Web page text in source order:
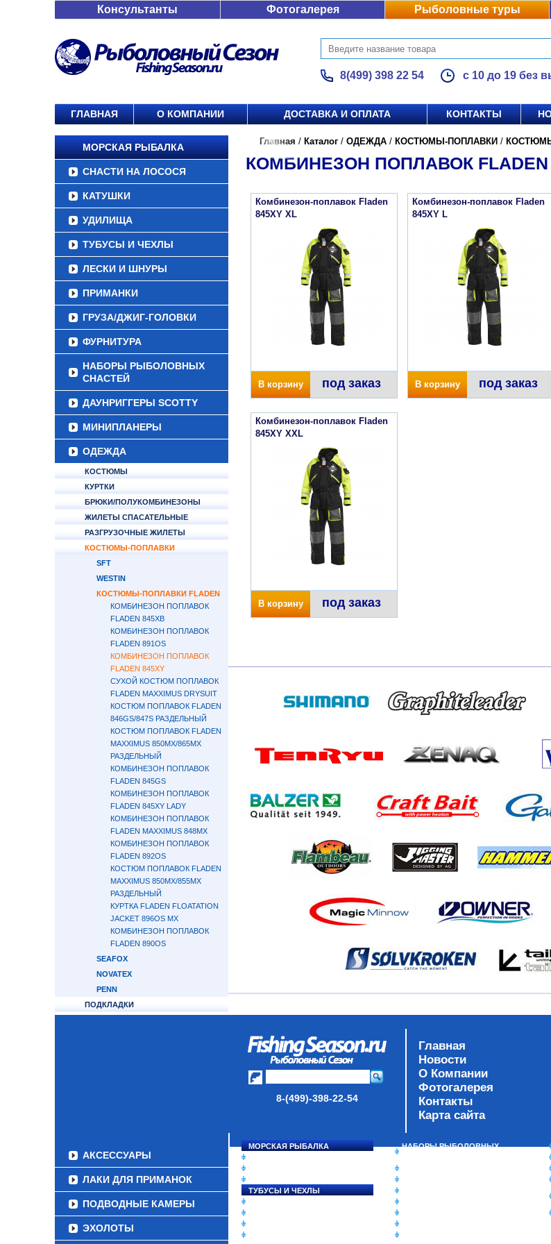
Консультанты Фотогалерея Рыболовные туры
8(499) 398 22 54 с 10 до 19 без
ГЛАВНАЯ О КОМПАНИИ ДОСТАВКА И ОПЛАТА КОНТАКТЫ
МОРСКАЯ РЫБАЛКА
СНАСТИ НА ЛОСОСЯ
КАТУШКИ
УДИЛИЩА
ТУБУСЫ И ЧЕХЛЫ
ЛЕСКИ И ШНУРЫ
ПРИМАНКИ
ГРУЗА/ДЖИГ-ГОЛОВКИ
ФУРНИТУРА
НАБОРЫ РЫБОЛОВНЫХ
СНАСТЕЙ
ДАУНРИГГЕРЫ SCOTTY
МИНИПЛАНЕРЫ
ОДЕЖДА
КОСТЮМЫ
КУРТКИ
БРЮКИ/ПОЛУКОМБИНЕЗОНЫ
ЖИЛЕТЫ СПАСАТЕЛЬНЫЕ
РАЗГРУЗОЧНЫЕ ЖИЛЕТЫ
КОСТЮМЫ-ПОПЛАВКИ
SFT
WESTIN
КОСТЮМЫ-ПОПЛАВКИ FLADEN
КОМБИНЕЗОН ПОПЛАВОК
FLADEN 845XB
КОМБИНЕЗОН ПОПЛАВОК
FLADEN 891OS
КОМБИНЕЗОН ПОПЛАВОК
FLADEN 845XY
СУХОЙ КОСТЮМ ПОПЛАВОК
FLADEN MAXXIMUS DRYSUIT
КОСТЮМ ПОПЛАВОК FLADEN
846GS/847S РАЗДЕЛЬНЫЙ
КОСТЮМ ПОПЛАВОК FLADEN
MAXXIMUS 850MX/865MX
РАЗДЕЛЬНЫЙ
КОМБИНЕЗОН ПОПЛАВОК
FLADEN 845GS
КОМБИНЕЗОН ПОПЛАВОК
FLADEN 845XY LADY
КОМБИНЕЗОН ПОПЛАВОК
FLADEN MAXXIMUS 848MX
КОМБИНЕЗОН ПОПЛАВОК
FLADEN 892OS
КОСТЮМ ПОПЛАВОК FLADEN
MAXXIMUS 850MX/855MX
РАЗДЕЛЬНЫЙ
КУРТКА FLADEN FLOATATION
JACKET 896OS MX
КОМБИНЕЗОН ПОПЛАВОК
FLADEN 890OS
SEAFOX
NOVATEX
PENN
ПОДКЛАДКИ
АКСЕССУАРЫ
ЛАКИ ДЛЯ ПРИМАНОК
ПОДВОДНЫЕ КАМЕРЫ
ЭХОЛОТЫ
Главная / Каталог / ОДЕЖДА / КОСТЮМЫ-ПОПЛАВКИ /
КОМБИНЕЗОН ПОПЛАВОК FLADEN
Комбинезон-поплавок Fladen
845XY XL
В корзину под заказ
Комбинезон-поплавок Fladen
845XY L
В корзину под заказ
Комбинезон-поплавок Fladen
845XY XXL
В корзину под заказ
8-(499)-398-22-54
Главная
Новости
О Компании
Фотогалерея
Контакты
Карта сайта
МОРСКАЯ РЫБАЛКА
ТУБУСЫ И ЧЕХЛЫ
НАБОРЫ РЫБОЛОВНЫХ